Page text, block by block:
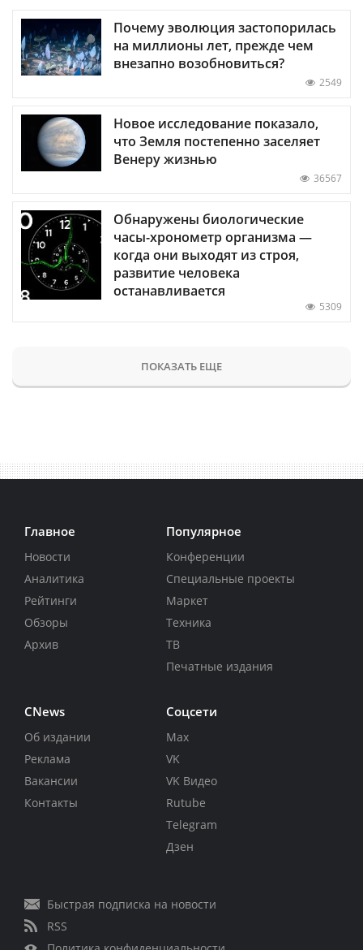
Почему эволюция застопорилась
на миллионы лет, прежде чем
внезапно возобновиться?
2549
Новое исследование показало,
что Земля постепенно заселяет
Венеру жизнью
36567
Обнаружены биологические
часы-хронометр организма —
когда они выходят из строя,
развитие человека
останавливается
5309
ПОКАЗАТЬ ЕЩЕ
Главное
Новости
Аналитика
Рейтинги
Обзоры
Архив
Популярное
Конференции
Специальные проекты
Маркет
Техника
ТВ
Печатные издания
CNews
Об издании
Реклама
Вакансии
Контакты
Соцсети
Max
VK
VK Видео
Rutube
Telegram
Дзен
Быстрая подписка на новости
RSS